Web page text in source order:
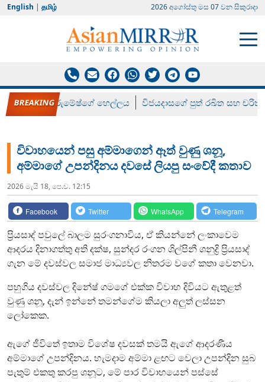
English | தமிழ் 2026 අගෝස්‍තු මස 07 වන සිකුරාදා
රන් ගෙනා රුමේෂ්ගේ හෙල්ලය විජයදාසගේ පුත් රඛිත සහ චරිත්
විවාහයෙන් පසු අම්මාගෙන් ඈත් වුණු ශනූ,
අම්මාගේ උපන්දිනය දවසේ ලියපු සංවේදී කතාව
2026 මැයි 18, පෙ.ව. 12:15
Facebook Twitter WhatsApp Telegram
ප්‍රියසාද් පවුලේ බාලම සුරංගනාවිය, ඒ කියන්නේ ලංකාවෙම
ආදරය දිනාගත්තු අති දක්ෂ, සුන්දර රංගන ශිල්පිනී ශනුද්‍රි ප්‍රියසාද්
ගැන මේ දවස්වල සමාජ මාධ්‍යවල නිතරම වගේ කතා වෙනවා.
පහුගිය දවස්වල දිනේෂ් ගමගේ එක්ක විවාහ දිවියට ඇතුළත්
වුණු ශනූ, දැන් ඉන්නේ තමන්ගේම කියලා අලුත් ලස්සන
ලෝකෙක.
ඇගේ ජීවිතේ ඉතාම විශේෂ දවසක් තමයි ඇගේ ආදරණීය
අම්මාගේ උපන්දිනය. හැමදාම අම්මා ළඟට වෙලා උපන්දින සුබ
පැතුම් එකතු කරපු ශනූට, මේ පාර විවාහයෙන් පස්සේ